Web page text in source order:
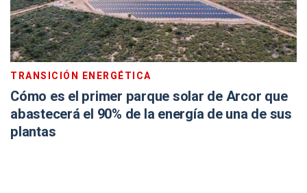
TRANSICIÓN ENERGÉTICA
Cómo es el primer parque solar de Arcor que
abastecerá el 90% de la energía de una de sus
plantas